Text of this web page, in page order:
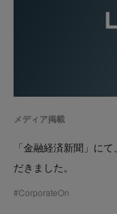
メディア掲載
「金融経済新聞」に
だきました。
#CorporateOn